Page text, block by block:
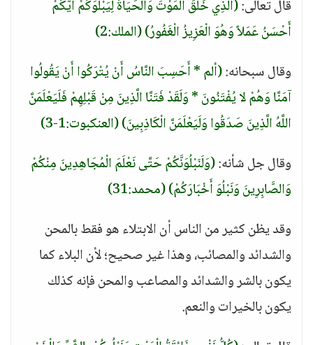
قال تعالى:(الَّذِي خَلَقَ الْمَوْتَ وَالْحَيَاةَ لِيَبْلُوَكُمْ أَيُّكُمْ
أَحْسَنُ عَمَلاً وَهُوَ الْعَزِيزُ الْغَفُورُ)(الملك:2)
وقال سبحانه:(ألم * أَحَسِبَ النَّاسُ أَنْ يُتْرَكُوا أَنْ يَقُولُوا
آمَنَّا وَهُمْ لا يُفْتَنُونَ * وَلَقَدْ فَتَنَّا الَّذِينَ مِنْ قَبْلِهِمْ فَلَيَعْلَمَنَّ
اللَّهُ الَّذِينَ صَدَقُوا وَلَيَعْلَمَنَّ الْكَاذِبِينَ)(العنكبوت:1-3)
وقال جل شأنه:(وَلَنَبْلُوَنَّكُمْ حَتَّى نَعْلَمَ الْمُجَاهِدِينَ مِنْكُمْ
وَالصَّابِرِينَ وَنَبْلُوَ أَخْبَارَكُمْ)(محمد:31)
وقد يظن كثير من الناس أن الابتلاء هو فقط بالمحن
والشدائد والمصائب، وهذا غير صحيح؛ لأن البلاء كما
يكون بالشر والشدائد والمصاعب والمحن فإنه كذلك
يكون بالخيرات والنعم.